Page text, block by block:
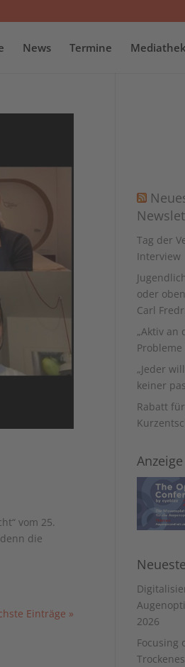
News Termine Mediathek
vom 25.
die
Einträge »
Tag der
Interview
oder
Carl
„Aktiv an
„Jeder
keiner
Rabatt für
Anzeige
2026
Focusing